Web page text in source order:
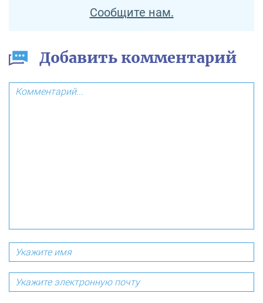
Сообщите нам.
Добавить комментарий